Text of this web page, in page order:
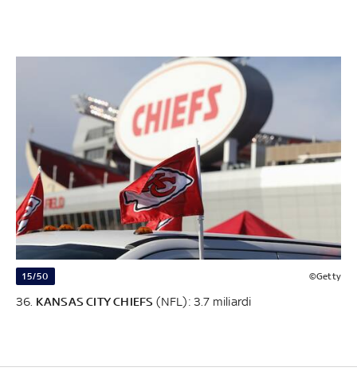
15/50 ©Getty
36. KANSAS CITY CHIEFS (NFL): 3.7 miliardi